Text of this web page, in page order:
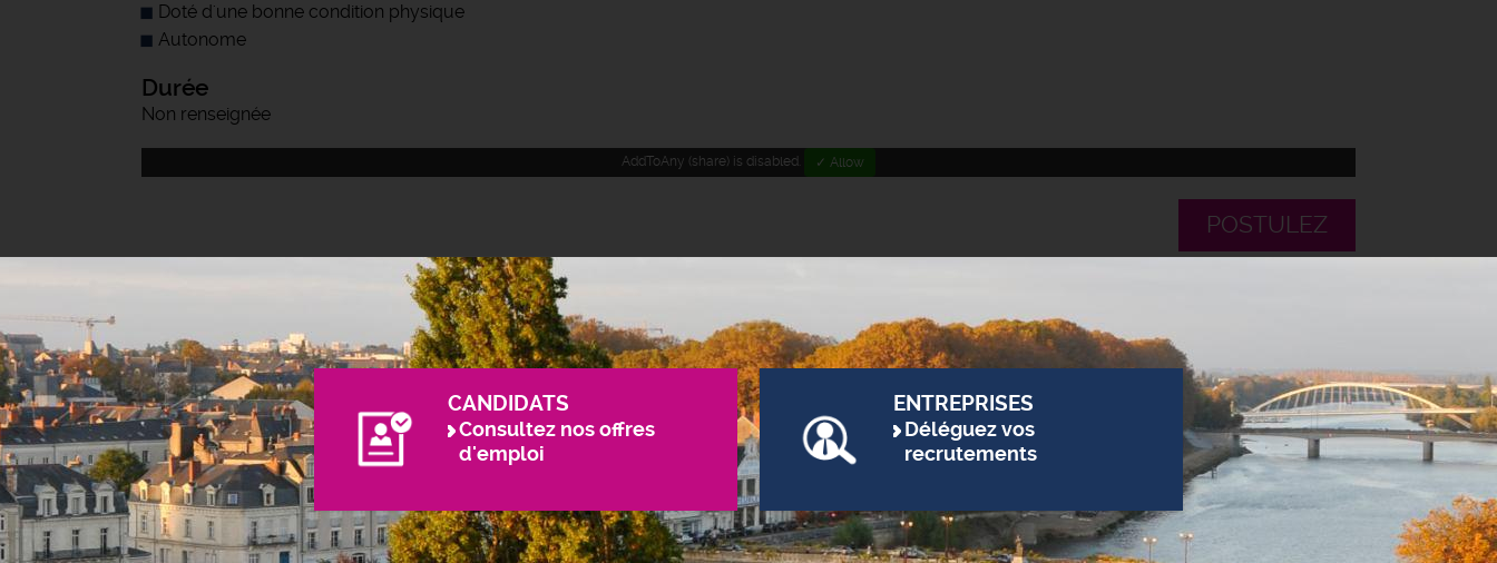
Doté d'une bonne condition physique
Autonome
Durée
Non renseignée
AddToAny (share) is disabled. ✓ Allow
POSTULEZ
CANDIDATS
Consultez nos offres
d'emploi
ENTREPRISES
Déléguez vos
recrutements